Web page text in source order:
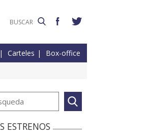
Carteles Box-office
ESTRENOS